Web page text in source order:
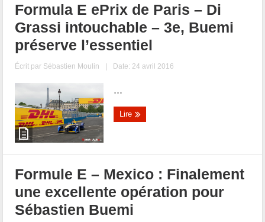
Formula E ePrix de Paris – Di
Grassi intouchable – 3e, Buemi
préserve l’essentiel
Écrit par Sébastien Moulin | Date: 24 avril 2016
...
Lire
Formule E – Mexico : Finalement
une excellente opération pour
Sébastien Buemi